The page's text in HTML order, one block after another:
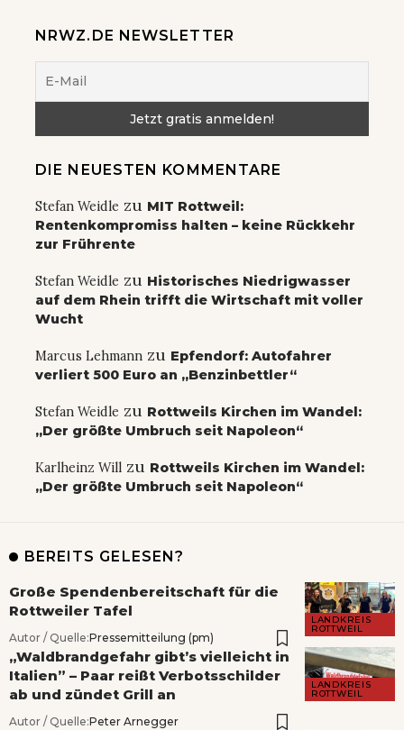
NRWZ.DE NEWSLETTER
DIE NEUESTEN KOMMENTARE
Stefan Weidle zu MIT Rottweil:
Rentenkompromiss halten – keine Rückkehr
zur Frührente
Stefan Weidle zu Historisches Niedrigwasser
auf dem Rhein trifft die Wirtschaft mit voller
Wucht
Marcus Lehmann zu Epfendorf: Autofahrer
verliert 500 Euro an „Benzinbettler“
Stefan Weidle zu Rottweils Kirchen im Wandel:
„Der größte Umbruch seit Napoleon“
Karlheinz Will zu Rottweils Kirchen im Wandel:
„Der größte Umbruch seit Napoleon“
BEREITS GELESEN?
LANDKREIS
ROTTWEIL
Große Spendenbereitschaft für die
Rottweiler Tafel
Autor / Quelle:Pressemitteilung (pm)
LANDKREIS
ROTTWEIL
„Waldbrandgefahr gibt’s vielleicht in
Italien” – Paar reißt Verbotsschilder
ab und zündet Grill an
Autor / Quelle:Peter Arnegger